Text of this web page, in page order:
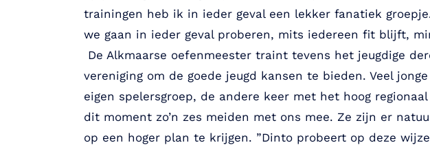
trainingen heb ik in ieder geval een lekker fanatiek
we gaan in ieder geval proberen, mits iedereen fit blijft,
De Alkmaarse oefenmeester traint tevens het jeugdige
vereniging om de goede jeugd kansen te bieden. Veel
eigen spelersgroep, de andere keer met het hoog
dit moment zo’n zes meiden met ons mee. Ze zijn er
op een hoger plan te krijgen. ”Dinto probeert op deze